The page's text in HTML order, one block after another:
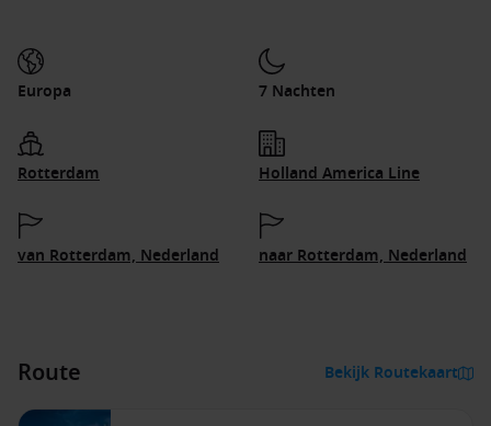
Europa 7 Nachten
Rotterdam Holland America Line
van Rotterdam, Nederland naar Rotterdam, Nederland
Route Bekijk Routekaart